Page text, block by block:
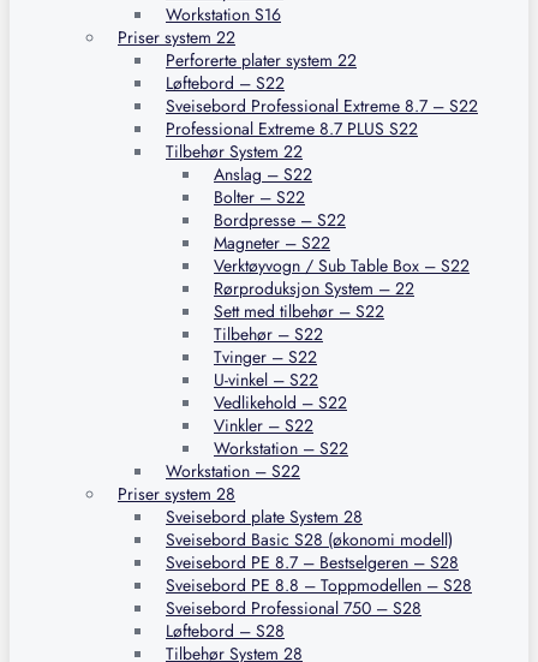
Workstation S16
Priser system 22
Perforerte plater system 22
Løftebord – S22
Sveisebord Professional Extreme 8.7 – S22
Professional Extreme 8.7 PLUS S22
Tilbehør System 22
Anslag – S22
Bolter – S22
Bordpresse – S22
Magneter – S22
Verktøyvogn / Sub Table Box – S22
Rørproduksjon System – 22
Sett med tilbehør – S22
Tilbehør – S22
Tvinger – S22
U-vinkel – S22
Vedlikehold – S22
Vinkler – S22
Workstation – S22
Workstation – S22
Priser system 28
Sveisebord plate System 28
Sveisebord Basic S28 (økonomi modell)
Sveisebord PE 8.7 – Bestselgeren – S28
Sveisebord PE 8.8 – Toppmodellen – S28
Sveisebord Professional 750 – S28
Løftebord – S28
Tilbehør System 28